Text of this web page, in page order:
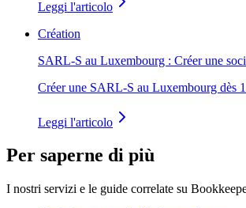
Leggi l'articolo
Création
SARL-S au Luxembourg : Créer une
Créer une SARL-S au Luxembourg dès
Leggi l'articolo
Per saperne di più
I nostri servizi e le guide correlate su